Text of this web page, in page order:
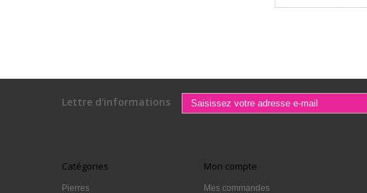
Lettre d'informations
Catégories
Pierres
Mon compte
Mes commandes